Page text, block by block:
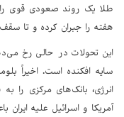
طلا یک روند صعودی قوی را
هفته را جبران کرده و تا سقف ۴۶۰۰ دلار نیز افزایش یابد.
این تحولات در حالی رخ
سایه افکنده است. اخیراً
انرژی، بانک‌های مرکزی را
آمریکا و اسرائیل علیه